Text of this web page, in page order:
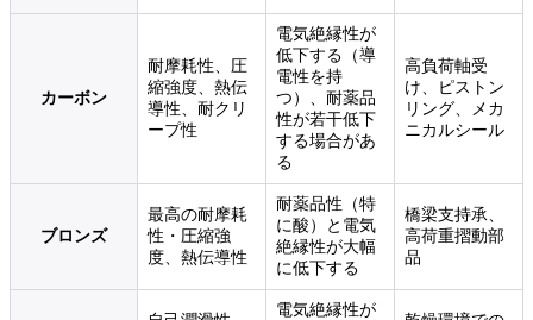
カーボン
耐摩耗性、圧
縮強度、熱伝
導性、耐クリ
ープ性
電気絶縁性が
低下する（導
電性を持
つ）、耐薬品
性が若干低下
する場合があ
る
高負荷軸受
け、ピストン
リング、メカ
ニカルシール
ブロンズ
最高の耐摩耗
性・圧縮強
度、熱伝導性
耐薬品性（特
に酸）と電気
絶縁性が大幅
に低下する
橋梁支持承、
高荷重摺動部
品
電気絶縁性が